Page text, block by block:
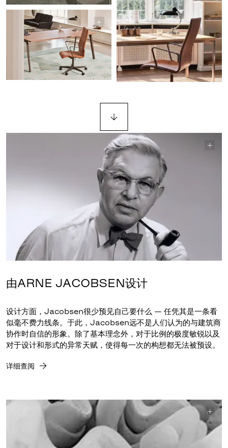
由ARNE JACOBSEN设计
设计方面，Jacobsen很少预见自己要什么 — 任凭其是一条看
似毫不费力线条。于此，Jacobsen远不是人们认为的与建筑商
协作时自信的形象。除了基本理念外，对于比例的极度敏锐以及
对于设计和形式的异常天赋，使得每一次的构想都无法被预设。
详细查阅